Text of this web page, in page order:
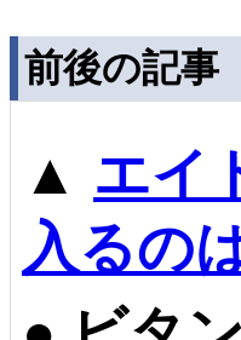
前後の記事
▲ エイ
入るの